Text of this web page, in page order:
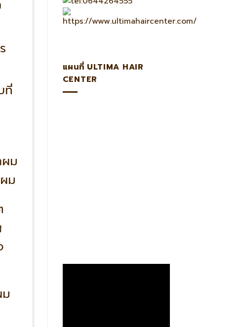
ที่
ม
ม
แผนที่ ULTIMA HAIR
CENTER